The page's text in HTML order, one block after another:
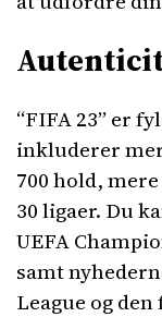
“FIFA 23” er
inkluderer
700 hold,
30 ligaer. Du
UEFA
samt
League og